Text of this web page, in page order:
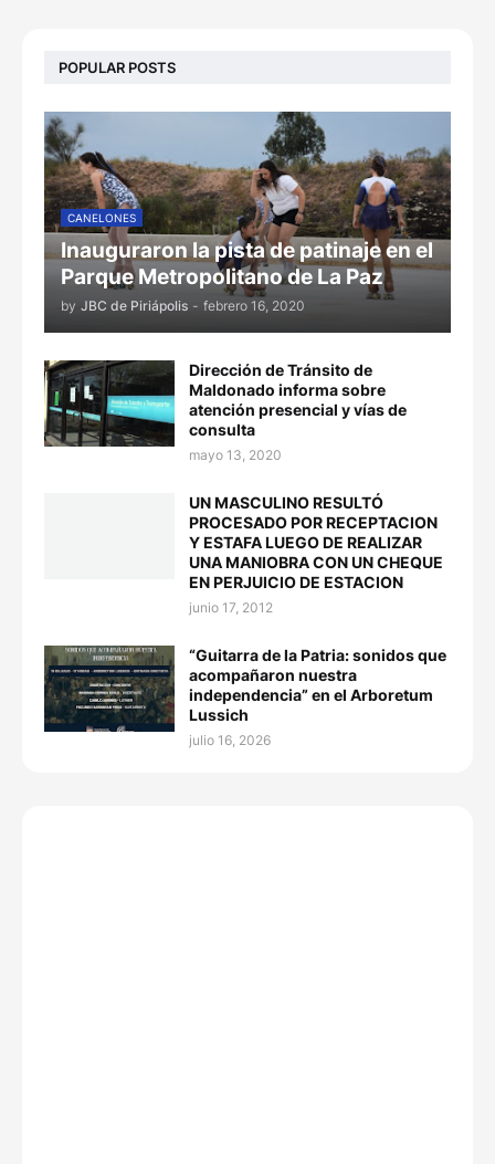
POPULAR POSTS
CANELONES
Inauguraron la pista de patinaje en el
Parque Metropolitano de La Paz
by JBC de Piriápolis - febrero 16, 2020
Dirección de Tránsito de
Maldonado informa sobre
atención presencial y vías de
consulta
mayo 13, 2020
UN MASCULINO RESULTÓ
PROCESADO POR RECEPTACION
Y ESTAFA LUEGO DE REALIZAR
UNA MANIOBRA CON UN CHEQUE
EN PERJUICIO DE ESTACION
junio 17, 2012
“Guitarra de la Patria: sonidos que
acompañaron nuestra
independencia” en el Arboretum
Lussich
julio 16, 2026